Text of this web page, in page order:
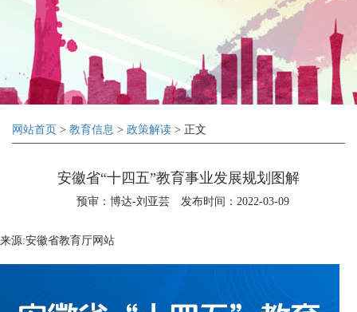
网站首页 > 教育信息 > 政策解读 > 正文
安徽省“十四五”教育事业发展规划图解
预审：博达-刘亚芸 发布时间：2022-03-09
来源:安徽省教育厅网站